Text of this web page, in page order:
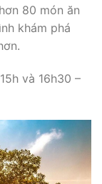
80 món ăn
khám phá
và 16h30 –